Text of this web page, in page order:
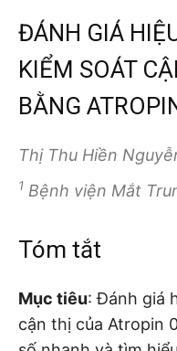
ĐÁNH GIÁ
KIỂM SOÁT
BẰNG
Thị Thu Hiền
1 Bệnh viện Mắt
Tóm tắt
Mục tiêu: Đánh giá
cận thị của Atropin